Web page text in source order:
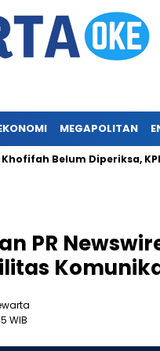
MEGAPOLITAN
Belum Diperiksa, KPK
PR
WIB